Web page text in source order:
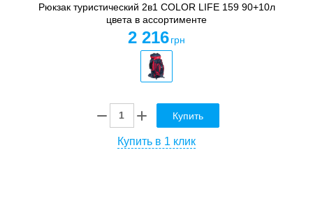
Рюкзак туристический 2в1 COLOR LIFE 159 90+10л
цвета в ассортименте
2 216 грн
Купить
Купить в 1 клик